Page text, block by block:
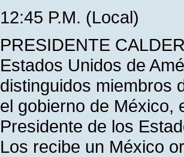
12:45 P.M. (Local)
PRESIDENTE
Estados Unidos de
distinguidos miembros
el gobierno de México,
Presidente de los
Los recibe un México